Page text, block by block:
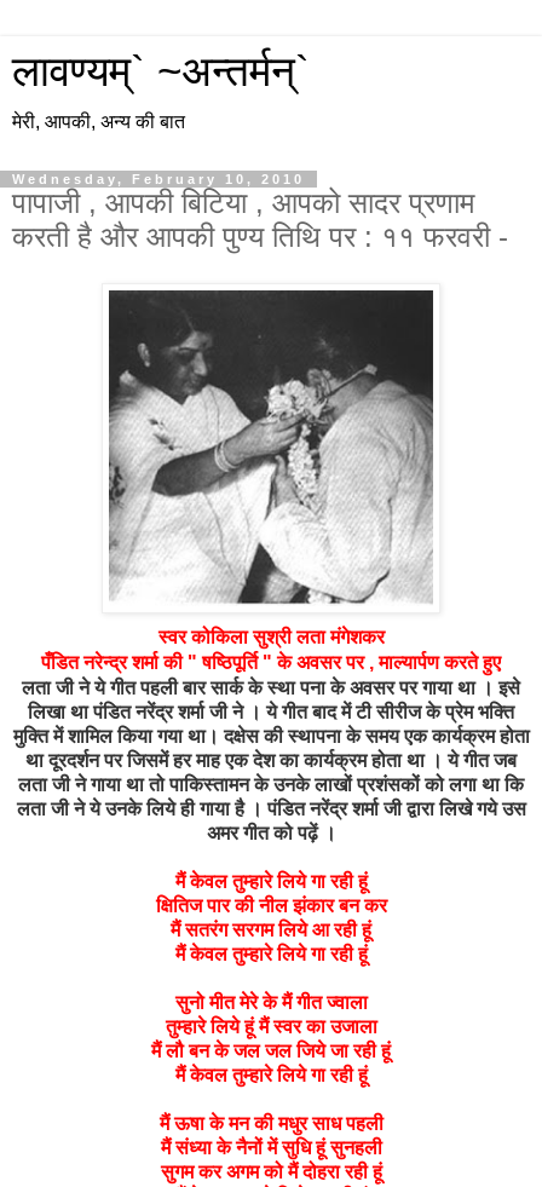
लावण्यम्` ~अन्तर्मन्`
मेरी, आपकी, अन्य की बात
Wednesday, February 10, 2010
पापाजी , आपकी बिटिया , आपको सादर प्रणाम
करती है और आपकी पुण्य तिथि पर : ११ फरवरी -
स्वर कोकिला सुश्री लता मंगेशकर
पँडित नरेन्द्र शर्मा की " षष्ठिपूर्ति " के अवसर पर , माल्यार्पण करते हुए
लता जी ने ये गीत पहली बार सार्क के स्था पना के अवसर पर गाया था । इसे
लिखा था पंडित नरेंद्र शर्मा जी ने । ये गीत बाद में टी सीरीज के प्रेम भक्ति
मुक्ति में शामिल किया गया था। दक्षेस की स्थापना के समय एक कार्यक्रम होता
था दूरदर्शन पर जिसमें हर माह एक देश का कार्यक्रम होता था । ये गीत जब
लता जी ने गाया था तो पाकिस्तामन के उनके लाखों प्रशंसकों को लगा था कि
लता जी ने ये उनके लिये ही गाया है । पंडित नरेंद्र शर्मा जी द्वारा लिखे गये उस
अमर गीत को पढ़ें ।
मैं केवल तुम्हारे लिये गा रही हूं
क्षितिज पार की नील झंकार बन कर
मैं सतरंग सरगम लिये आ रही हूं
मैं केवल तुम्हारे लिये गा रही हूं
सुनो मीत मेरे के मैं गीत ज्वाला
तुम्हारे लिये हूं मैं स्वर का उजाला
मैं लौ बन के जल जल जिये जा रही हूं
मैं केवल तुम्हारे लिये गा रही हूं
मैं ऊषा के मन की मधुर साध पहली
मैं संध्या के नैनों में सुधि हूं सुनहली
सुगम कर अगम को मैं दोहरा रही हूं